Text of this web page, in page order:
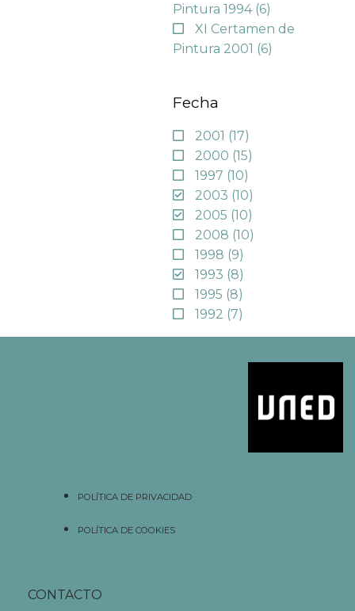
Pintura 1994 (6)
XI Certamen de
Pintura 2001 (6)
Fecha
2001 (17)
2000 (15)
1997 (10)
2003 (10)
2005 (10)
2008 (10)
1998 (9)
1993 (8)
1995 (8)
1992 (7)
POLÍTICA DE PRIVACIDAD
POLÍTICA DE COOKIES
CONTACTO